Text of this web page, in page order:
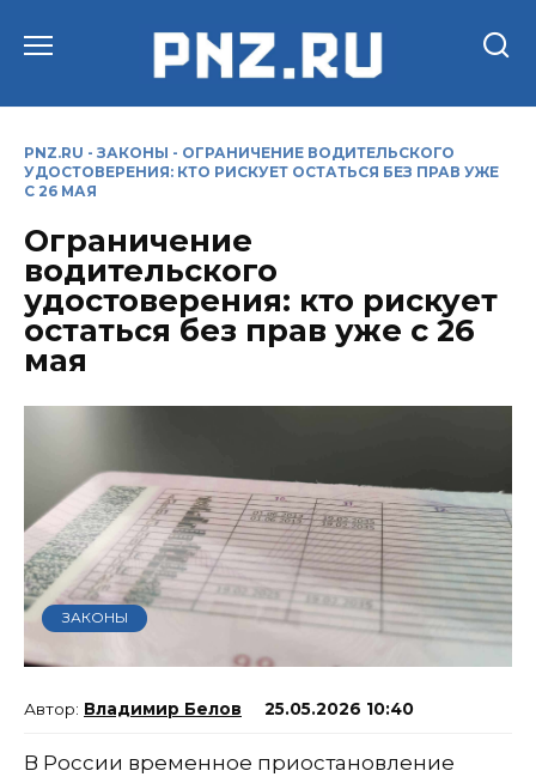
PNZ.RU - ЗАКОНЫ - ОГРАНИЧЕНИЕ ВОДИТЕЛЬСКОГО
УДОСТОВЕРЕНИЯ: КТО РИСКУЕТ ОСТАТЬСЯ БЕЗ ПРАВ УЖЕ
С 26 МАЯ
Ограничение
водительского
удостоверения: кто рискует
остаться без прав уже с 26
мая
ЗАКОНЫ
Владимир Белов 25.05.2026 10:40
В России временное приостановление